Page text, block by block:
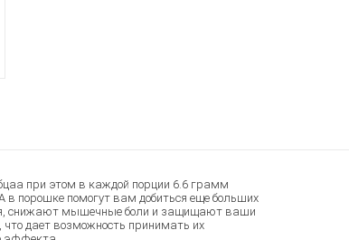
при этом в каждой порции 6.6 грамм
в порошке помогут вам добиться еще больших
снижают мышечные боли и защищают ваши
дает возможность принимать их